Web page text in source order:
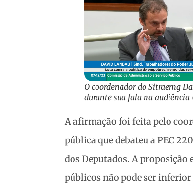
O coordenador do Sitraemg
durante sua fala na audiência
A afirmação foi feita pelo
pública que debateu a PEC
dos Deputados. A proposição
públicos não pode ser